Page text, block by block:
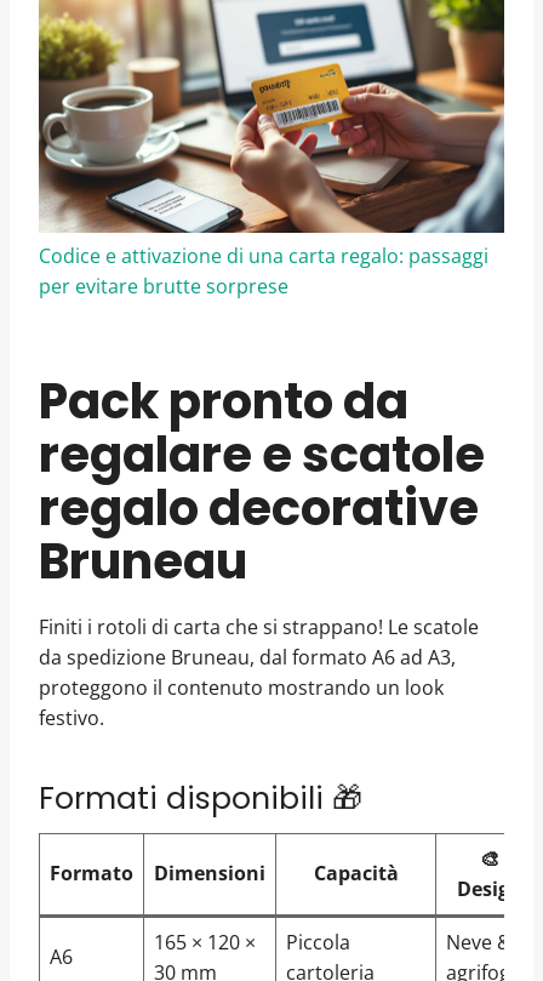
Codice e attivazione di una carta regalo: passaggi
per evitare brutte sorprese
Pack pronto da
regalare e scatole
regalo decorative
Bruneau
Finiti i rotoli di carta che si strappano! Le scatole
da spedizione Bruneau, dal formato A6 ad A3,
proteggono il contenuto mostrando un look
festivo.
Formati disponibili 🎁
Formato Dimensioni Capacità
🎨
Design
A6
165 × 120 ×
30 mm
Piccola
cartoleria
Neve &
agrifoglio